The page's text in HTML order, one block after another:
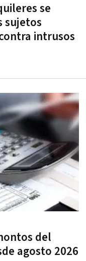
se
sujetos
intrusos
del
agosto 2026